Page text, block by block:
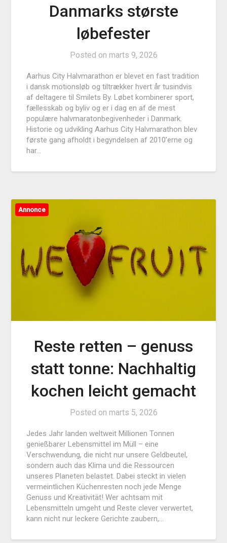
Danmarks største
løbefester
Posted on marts 9, 2026
Aarhus City Halvmarathon er blevet en fast tradition
i dansk motionsløb og tiltrækker hvert år tusindvis
af deltagere til Smilets By. Løbet kombinerer sport,
fællesskab og byliv og er i dag en af de mest
populære halvmaratonbegivenheder i Danmark.
Historie og udvikling Aarhus City Halvmarathon blev
første gang afholdt i begyndelsen af 2010’erne og
har…
Annonce
Reste retten – genuss
statt tonne: Nachhaltig
kochen leicht gemacht
Posted on marts 5, 2026
Jedes Jahr landen weltweit Millionen Tonnen
genießbarer Lebensmittel im Müll – eine
Verschwendung, die nicht nur unsere Geldbeutel,
sondern auch das Klima und die Ressourcen
unseres Planeten belastet. Dabei steckt in vielen
vermeintlichen Küchenresten noch jede Menge
Genuss und Kreativität! Wer achtsam mit
Lebensmitteln umgeht und Reste clever verwertet,
kann nicht nur leckere Gerichte zaubern,…